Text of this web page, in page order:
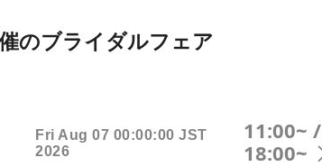
のブライダルフェア
Fri Aug 07 00:00:00 JST
2026
11:00~ /
18:00~